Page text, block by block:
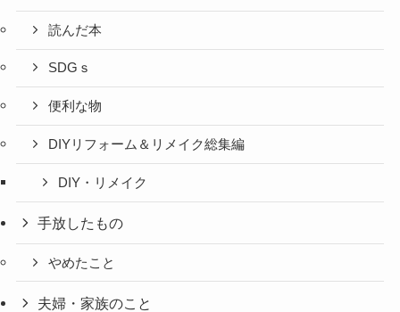
読んだ本
SDGｓ
便利な物
DIYリフォーム＆リメイク総集編
DIY・リメイク
手放したもの
やめたこと
夫婦・家族のこと